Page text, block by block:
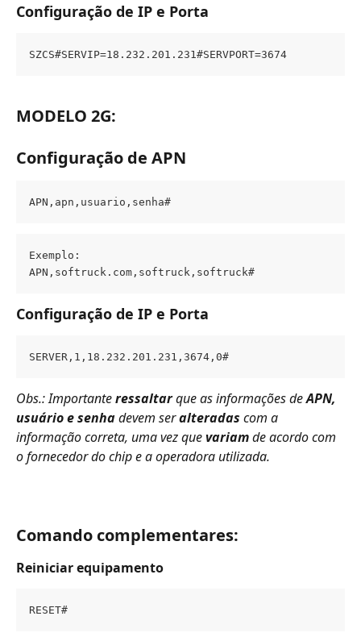
Configuração de IP e Porta
SZCS#SERVIP=18.232.201.231#SERVPORT=3674
MODELO 2G:
Configuração de APN
APN,apn,usuario,senha#
Exemplo:
APN,softruck.com,softruck,softruck#
Configuração de IP e Porta
SERVER,1,18.232.201.231,3674,0#
Obs.: Importante ressaltar que as informações de APN,
usuário e senha devem ser alteradas com a
informação correta, uma vez que variam de acordo com
o fornecedor do chip e a operadora utilizada.
Comando complementares:
Reiniciar equipamento
RESET#